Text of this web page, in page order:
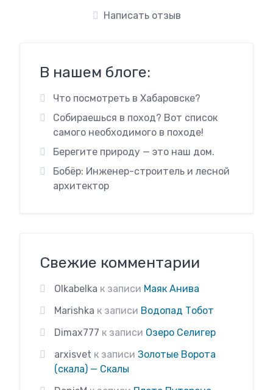
Написать отзыв
В нашем блоге:
Что посмотреть в Хабаровске?
Собираешься в поход? Вот список
самого необходимого в походе!
Берегите природу — это наш дом.
Бобёр: Инженер-строитель и лесной
архитектор
Свежие комментарии
Olkabelka к записи Маяк Анива
Marishka к записи Водопад Тобот
Dimax777 к записи Озеро Селигер
arxisvet к записи Золотые Ворота
(скала) — Скалы